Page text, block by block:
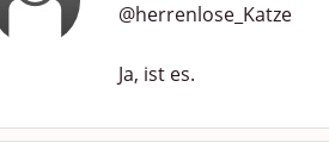
@herrenlose_Katze
Ja, ist es.